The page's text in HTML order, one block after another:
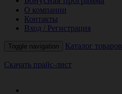
О компании
Контакты
Вход / Регистрация
Toggle navigation Каталог товаров
Скачать прайс-лист